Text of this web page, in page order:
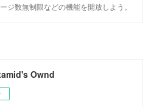
ジ数無制限などの機能を開放しよう。
Ownd